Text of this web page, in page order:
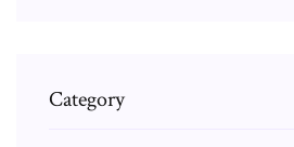
Category